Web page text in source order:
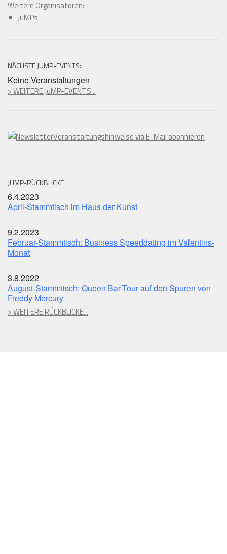
Weitere Organisatoren:
JuMPs
NÄCHSTE JUMP-EVENTS:
Keine Veranstaltungen
> WEITERE JuMP-EVENTS...
Veranstaltungshinweise via E-Mail abonnieren
JUMP-RÜCKBLICKE
6.4.2023
April-Stammtisch im Haus der Kunst
9.2.2023
Februar-Stammtisch: Business Speeddating im Valentins-
Monat
3.8.2022
August-Stammtisch: Queen Bar-Tour auf den Spuren von
Freddy Mercury
> WEITERE RÜCKBLICKE...